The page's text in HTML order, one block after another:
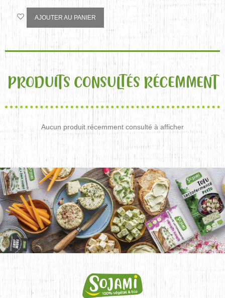
AJOUTER AU PANIER
PRODUITS CONSULTÉS RÉCEMMENT
Aucun produit récemment consulté à afficher